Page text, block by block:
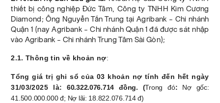
thiết bị công nghiệp Đức Tâm, Công ty TNHH Kim Cương
Diamond; Ông Nguyễn Tấn Trung tại Agribank – Chi nhánh
Quận 1 (nay Agribank – Chi nhánh Quận 1 đã được sát nhập
vào Agribank – Chi nhánh Trung Tâm Sài Gòn);
2.1. Thông tin về khoản nợ:
Tổng giá trị ghi sổ của 03 khoản nợ tính đến hết ngày
31/03/2025 là: 60.322.076.714 đồng. (Trong đó: Nợ gốc:
41.500.000.000 đ; Nợ lãi: 18.822.076.714 đ)